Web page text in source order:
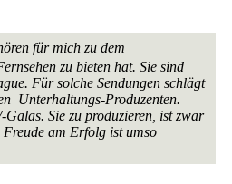
für mich zu dem
zu bieten hat. Sie sind
Für solche Sendungen schlägt
Unterhaltungs-Produzenten.
Galas. Sie zu produzieren, ist zwar
am Erfolg ist umso